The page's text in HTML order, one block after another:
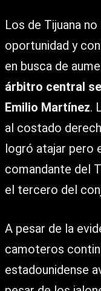
Los de Tijuana
oportunidad y
en busca de
árbitro central
Emilio Martínez.
al costado
logró atajar pero
comandante del
el tercero del
A pesar de la
camoteros
estadounidense